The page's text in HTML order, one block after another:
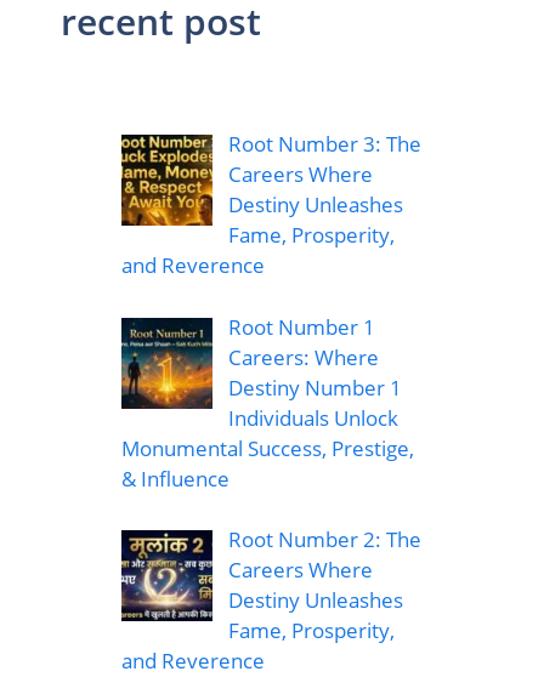
recent post
Root Number 3: The
Careers Where
Destiny Unleashes
Fame, Prosperity,
and Reverence
Root Number 1
Careers: Where
Destiny Number 1
Individuals Unlock
Monumental Success, Prestige,
& Influence
Root Number 2: The
Careers Where
Destiny Unleashes
Fame, Prosperity,
and Reverence